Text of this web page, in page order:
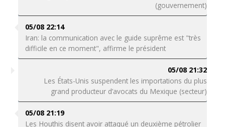
(gouvernement)
05/08 22:14
Iran: la communication avec le guide suprême est "très
difficile en ce moment", affirme le président
05/08 21:32
Les États-Unis suspendent les importations du plus
grand producteur d’avocats du Mexique (secteur)
05/08 21:19
Les Houthis disent avoir attaqué un deuxième pétrolier